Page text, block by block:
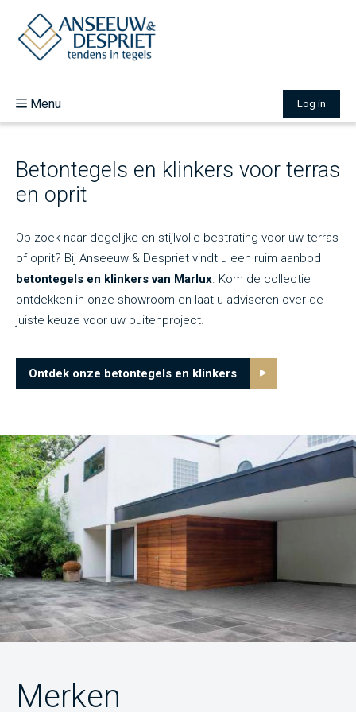
Menu
Over ons
Inspiratie
Vacatures
Log in
Betontegels en klinkers voor terras
en oprit
Op zoek naar degelijke en stijlvolle bestrating voor uw terras
of oprit? Bij Anseeuw & Despriet vindt u een ruim aanbod
betontegels en klinkers van Marlux. Kom de collectie
ontdekken in onze showroom en laat u adviseren over de
juiste keuze voor uw buitenproject.
Ontdek onze betontegels en klinkers
Merken